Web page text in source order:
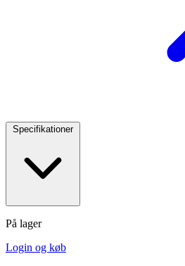
Specifikationer
På lager
Login og køb